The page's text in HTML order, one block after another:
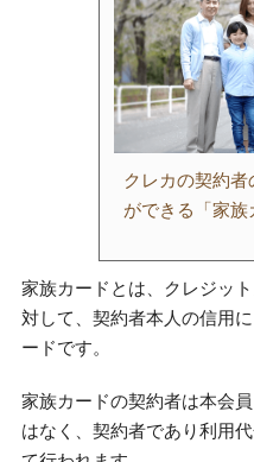
クレカの契約
ができる「家族
家族カードとは、クレジッ
対して、契約者本人の信用
ードです。
家族カードの契約者は本会
はなく、契約者であり利用